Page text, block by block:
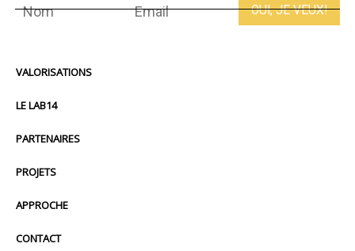
VALORISATIONS
LE LAB14
PARTENAIRES
PROJETS
APPROCHE
CONTACT